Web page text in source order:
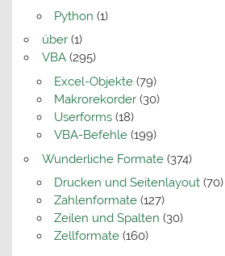
Python (1)
über(1)
VBA(295)
Excel-Objekte(79)
Makrorekorder(30)
Userforms(18)
VBA-Befehle(199)
Wunderliche Formate(374)
Drucken und Seitenlayout(70)
Zahlenformate(127)
Zeilen und Spalten (30)
Zellformate(160)